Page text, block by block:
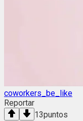
coworkers_be_like
Reportar
13puntos